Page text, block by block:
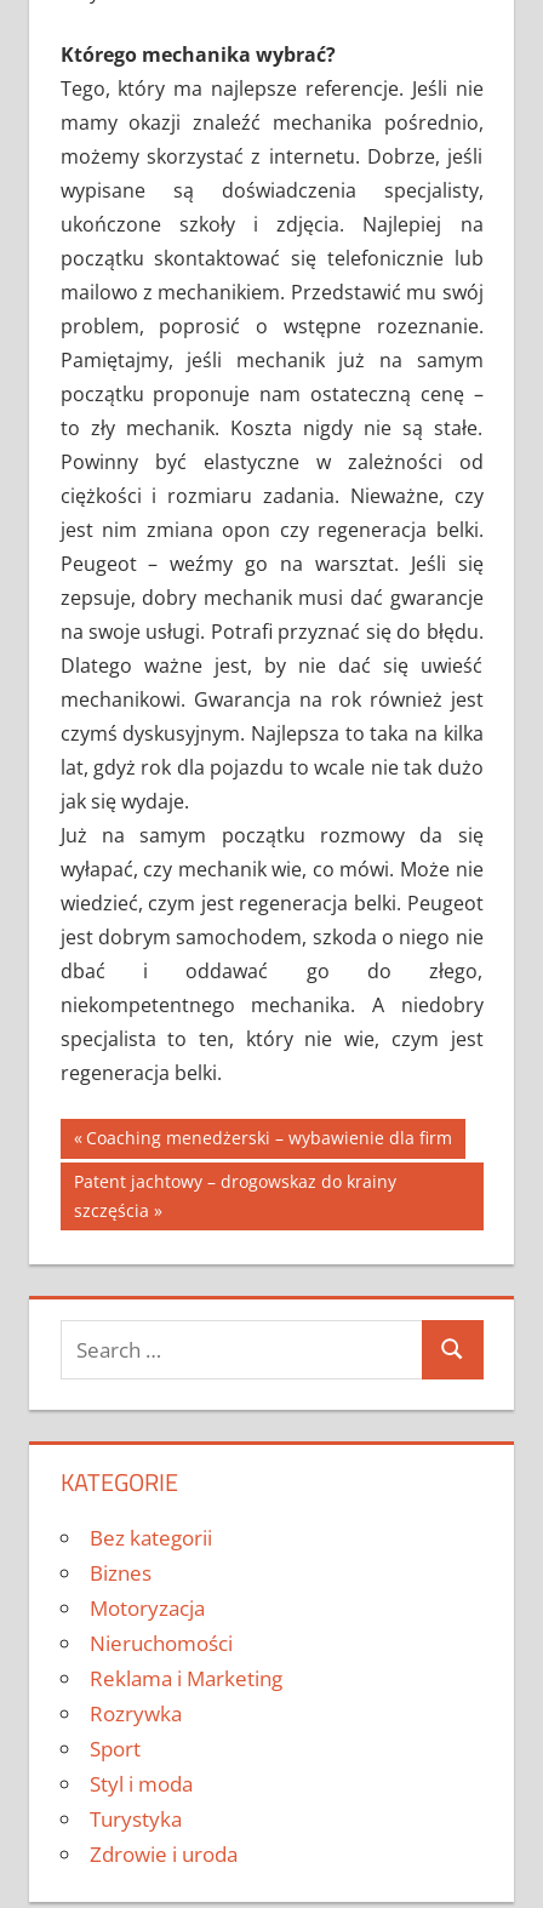
Którego mechanika wybrać?
Tego, który ma najlepsze referencje. Jeśli nie
mamy okazji znaleźć mechanika pośrednio,
możemy skorzystać z internetu. Dobrze, jeśli
wypisane są doświadczenia specjalisty,
ukończone szkoły i zdjęcia. Najlepiej na
początku skontaktować się telefonicznie lub
mailowo z mechanikiem. Przedstawić mu swój
problem, poprosić o wstępne rozeznanie.
Pamiętajmy, jeśli mechanik już na samym
początku proponuje nam ostateczną cenę –
to zły mechanik. Koszta nigdy nie są stałe.
Powinny być elastyczne w zależności od
ciężkości i rozmiaru zadania. Nieważne, czy
jest nim zmiana opon czy regeneracja belki.
Peugeot – weźmy go na warsztat. Jeśli się
zepsuje, dobry mechanik musi dać gwarancje
na swoje usługi. Potrafi przyznać się do błędu.
Dlatego ważne jest, by nie dać się uwieść
mechanikowi. Gwarancja na rok również jest
czymś dyskusyjnym. Najlepsza to taka na kilka
lat, gdyż rok dla pojazdu to wcale nie tak dużo
jak się wydaje.
Już na samym początku rozmowy da się
wyłapać, czy mechanik wie, co mówi. Może nie
wiedzieć, czym jest regeneracja belki. Peugeot
jest dobrym samochodem, szkoda o niego nie
dbać i oddawać go do złego,
niekompetentnego mechanika. A niedobry
specjalista to ten, który nie wie, czym jest
regeneracja belki.
Nawigacja
wpisu
Previous
Post:
Coaching menedżerski – wybawienie dla firm
Next
Post:
Patent jachtowy – drogowskaz do krainy
szczęścia
Search
for:
Search
KATEGORIE
Bez kategorii
Biznes
Motoryzacja
Nieruchomości
Reklama i Marketing
Rozrywka
Sport
Styl i moda
Turystyka
Zdrowie i uroda